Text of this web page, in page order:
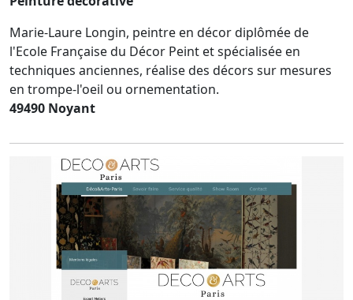
Marie-Laure Longin, peintre en décor diplômée de
l'Ecole Française du Décor Peint et spécialisée en
techniques anciennes, réalise des décors sur mesures
en trompe-l'oeil ou ornementation.
49490 Noyant